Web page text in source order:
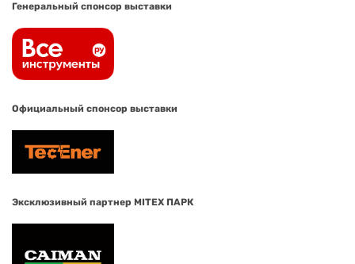
Генеральный спонсор выставки
Официальный спонсор выставки
Эксклюзивный партнер MITEX ПАРК